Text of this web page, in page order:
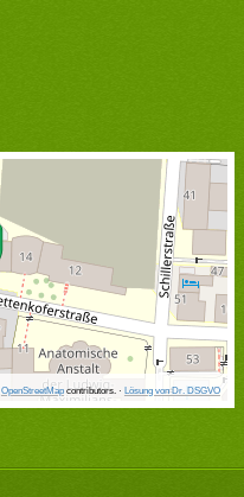
OpenStreetMapcontributors. · Lösung von Dr. DSGVO